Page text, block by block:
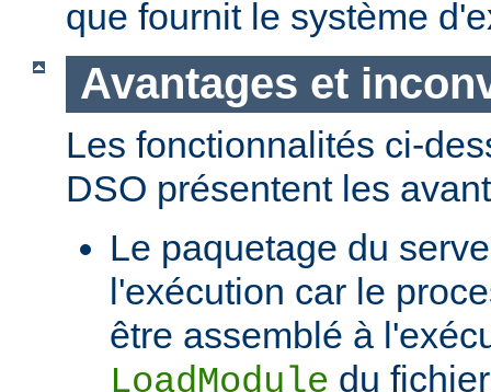
que fournit le système
Avantages et
Les fonctionnalités ci-
DSO présentent les
Le paquetage du
l'exécution car le
être assemblé à
LoadModule du